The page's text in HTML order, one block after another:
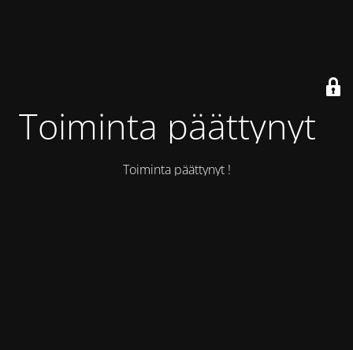
Toiminta päättynyt !
Toiminta päättynyt !